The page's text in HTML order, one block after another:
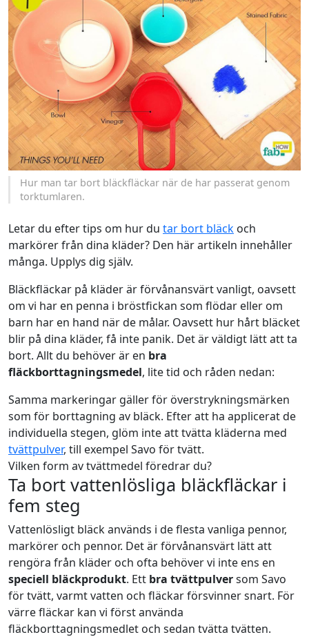
Hur man tar bort bläckfläckar när de har passerat genom
torktumlaren.
Letar du efter tips om hur du tar bort bläck och
markörer från dina kläder? Den här artikeln innehåller
många. Upplys dig själv.
Bläckfläckar på kläder är förvånansvärt vanligt, oavsett
om vi har en penna i bröstfickan som flödar eller om
barn har en hand när de målar. Oavsett hur hårt bläcket
blir på dina kläder, få inte panik. Det är väldigt lätt att ta
bort. Allt du behöver är en bra
fläckborttagningsmedel, lite tid och råden nedan:
Samma markeringar gäller för överstrykningsmärken
som för borttagning av bläck. Efter att ha applicerat de
individuella stegen, glöm inte att tvätta kläderna med
tvättpulver, till exempel Savo för tvätt.
Vilken form av tvättmedel föredrar du?
Ta bort vattenlösliga bläckfläckar i
fem steg
Vattenlösligt bläck används i de flesta vanliga pennor,
markörer och pennor. Det är förvånansvärt lätt att
rengöra från kläder och ofta behöver vi inte ens en
speciell bläckprodukt. Ett bra tvättpulversom Savo
för tvätt, varmt vatten och fläckar försvinner snart. För
värre fläckar kan vi först använda
fläckborttagningsmedlet och sedan tvätta tvätten.